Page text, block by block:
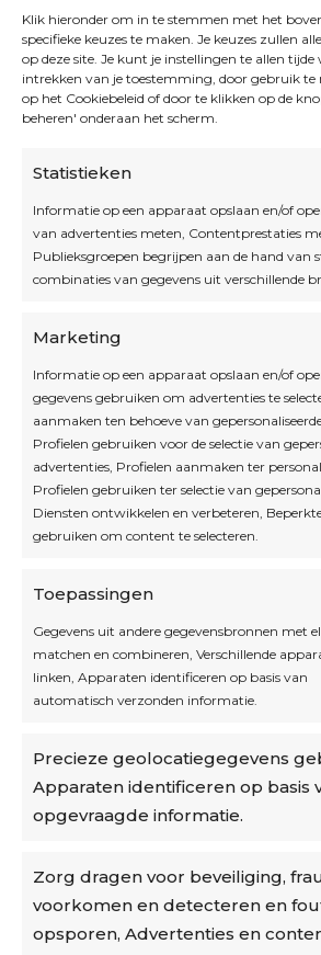
Klik hieronder om in te stemmen met het
specifieke keuzes te maken. Je keuzes zullen
op deze site. Je kunt je instellingen te allen
intrekken van je toestemming, door gebruik te
op het Cookiebeleid of door te klikken op de
beheren' onderaan het scherm.
Statistieken
Informatie op een apparaat opslaan en/of
van advertenties meten, Contentprestaties
Publieksgroepen begrijpen aan de hand van
combinaties van gegevens uit verschillende
Marketing
Informatie op een apparaat opslaan en/of
gegevens gebruiken om advertenties te
aanmaken ten behoeve van
Profielen gebruiken voor de selectie van
advertenties, Profielen aanmaken ter
Profielen gebruiken ter selectie van
Diensten ontwikkelen en verbeteren,
gebruiken om content te selecteren.
Toepassingen
Gegevens uit andere gegevensbronnen met
matchen en combineren, Verschillende
linken, Apparaten identificeren op basis van
automatisch verzonden informatie.
Precieze geolocatiegegevens
Apparaten identificeren op basis
opgevraagde informatie.
Zorg dragen voor beveiliging,
voorkomen en detecteren en
opsporen, Advertenties en
Openingsuren
Blijf op de hoogte
Interesse in leuke kadotips of toffe
Laat dan hier je mailadres achter.
Algemene voorwaarden
Cookiebeleid
Accountinstellingen
Verzending